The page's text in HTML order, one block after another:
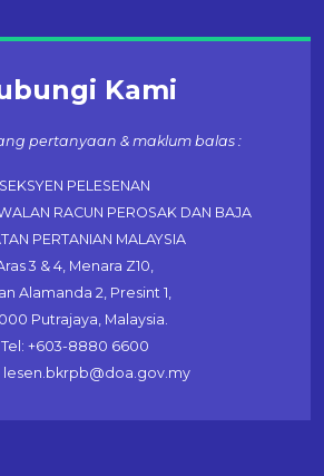
Kami
pertanyaan & maklum balas :
SEKSYEN PELESENAN
RACUN PEROSAK DAN BAJA
PERTANIAN MALAYSIA
3 & 4, Menara Z10,
Alamanda 2, Presint 1,
Putrajaya, Malaysia.
Tel: +603-8880 6600
lesen.bkrpb@doa.gov.my